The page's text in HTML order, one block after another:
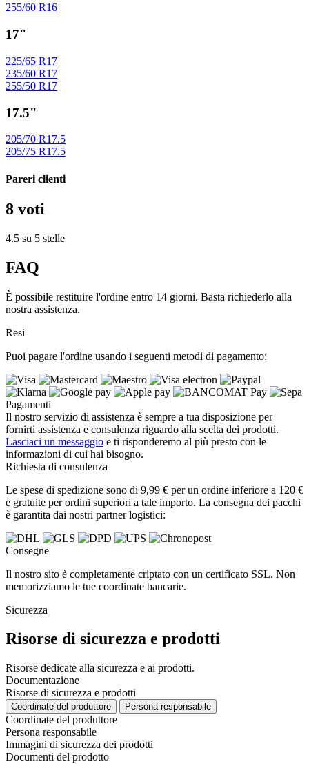
255/60 R16
17"
225/65 R17
235/60 R17
255/50 R17
17.5"
205/70 R17.5
205/75 R17.5
Pareri clienti
8 voti
4.5 su 5 stelle
FAQ
È possibile restituire l'ordine entro 14 giorni. Basta richiederlo alla
nostra assistenza.
Resi
Puoi pagare l'ordine usando i seguenti metodi di pagamento:
Pagamenti
Il nostro servizio di assistenza è sempre a tua disposizione per
fornirti assistenza e consulenza riguardo alla scelta dei prodotti.
Lasciaci un messaggio e ti risponderemo al più presto con le
informazioni di cui hai bisogno.
Richiesta di consulenza
Le spese di spedizione sono di 9,99 € per un ordine inferiore a 120 €
e gratuite per ordini superiori a tale importo. La consegna dei pacchi
è garantita dai nostri partner logistici:
Consegne
Il nostro sito è completamente criptato con un certificato SSL. Non
memorizziamo le tue coordinate bancarie.
Sicurezza
Risorse di sicurezza e prodotti
Risorse dedicate alla sicurezza e ai prodotti.
Documentazione
Risorse di sicurezza e prodotti
Coordinate del produttore Persona responsabile
Coordinate del produttore
Persona responsabile
Immagini di sicurezza dei prodotti
Documenti del prodotto